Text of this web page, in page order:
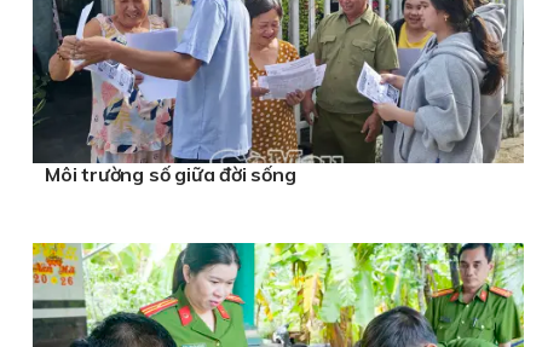
Môi trường số giữa đời sống